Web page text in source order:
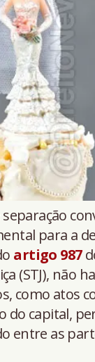
para a
artigo 987
(STJ), não
como atos
do capital,
entre as